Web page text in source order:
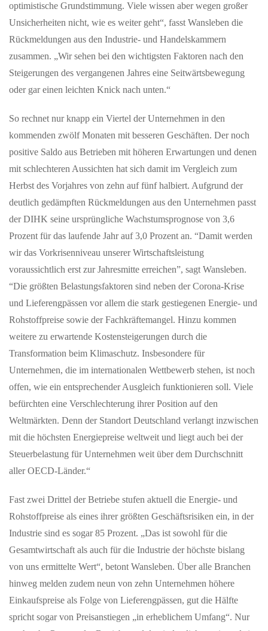
JULI 09, 2026
Fussballnacht in Schaffhausen
Atmosphäre beim offiziellen Public Viewing im Munotsaal der
Willkommen auf der neuen FCS-Homepage
Der FC Schaffhausen freut sich, seine neue Homepage
präsentieren zu dürfen. Modern, schlicht, übersichtlich und
selbstverständlich in…
JUNI 02, 2026
After-Work-Event in Schloss Bonndorf mit Kunst und
Waldshut-Tiengen — Formenreich wie im Rokoko und
von Stefan Gross, die…
Auszeichnung für digitale Demokratie-Innovation
„Wahlkompass“ der Erzdiözese gewinnt Deutschen Preis für
Onlinekommunikation Freiburg (pef). Großer Erfolg für die
digitale politische…
MAI 29, 2026
Am 29. Mai 2026 jährt sich die Sturzflut in Braunsbach
Wasserextreme vorzubereiten Extremwetterereignisse können
optimistische Grundstimmung. Viele wissen aber wegen großer
Unsicherheiten nicht, wie es weiter geht“, fasst Wansleben die
Rückmeldungen aus den Industrie- und Handelskammern
zusammen. „Wir sehen bei den wichtigsten Faktoren nach den
Steigerungen des vergangenen Jahres eine Seitwärtsbewegung
oder gar einen leichten Knick nach unten.“
So rechnet nur knapp ein Viertel der Unternehmen in den
kommenden zwölf Monaten mit besseren Geschäften. Der noch
positive Saldo aus Betrieben mit höheren Erwartungen und denen
mit schlechteren Aussichten hat sich damit im Vergleich zum
Herbst des Vorjahres von zehn auf fünf halbiert. Aufgrund der
deutlich gedämpften Rückmeldungen aus den Unternehmen passt
der DIHK seine ursprüngliche Wachstumsprognose von 3,6
Prozent für das laufende Jahr auf 3,0 Prozent an. “Damit werden
wir das Vorkrisenniveau unserer Wirtschaftsleistung
voraussichtlich erst zur Jahresmitte erreichen”, sagt Wansleben.
“Die größten Belastungsfaktoren sind neben der Corona-Krise
und Lieferengpässen vor allem die stark gestiegenen Energie- und
Rohstoffpreise sowie der Fachkräftemangel. Hinzu kommen
weitere zu erwartende Kostensteigerungen durch die
Transformation beim Klimaschutz. Insbesondere für
Unternehmen, die im internationalen Wettbewerb stehen, ist noch
offen, wie ein entsprechender Ausgleich funktionieren soll. Viele
befürchten eine Verschlechterung ihrer Position auf den
Weltmärkten. Denn der Standort Deutschland verlangt inzwischen
mit die höchsten Energiepreise weltweit und liegt auch bei der
Steuerbelastung für Unternehmen weit über dem Durchschnitt
aller OECD-Länder.“
Fast zwei Drittel der Betriebe stufen aktuell die Energie- und
Rohstoffpreise als eines ihrer größten Geschäftsrisiken ein, in der
Industrie sind es sogar 85 Prozent. „Das ist sowohl für die
Gesamtwirtschaft als auch für die Industrie der höchste bislang
von uns ermittelte Wert“, betont Wansleben. Über alle Branchen
hinweg melden zudem neun von zehn Unternehmen höhere
Einkaufspreise als Folge von Lieferengpässen, gut die Hälfte
spricht sogar von Preisanstiegen „in erheblichem Umfang“. Nur